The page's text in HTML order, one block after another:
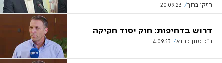
חזקי ברוך 20.09.23
דרוש בדחיפות: חוק יסוד חקיקה
ח"כ מתן כהנא 14.09.23